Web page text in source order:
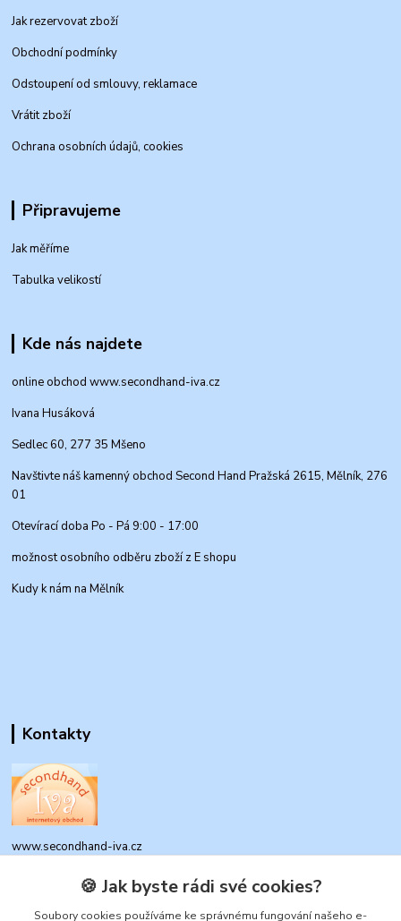
Jak rezervovat zboží
Obchodní podmínky
Odstoupení od smlouvy, reklamace
Vrátit zboží
Ochrana osobních údajů, cookies
Připravujeme
Jak měříme
Tabulka velikostí
Kde nás najdete
online obchod www.secondhand-iva.cz
Ivana Husáková
Sedlec 60, 277 35 Mšeno
Navštivte náš kamenný obchod Second Hand Pražská 2615, Mělník, 276
01
Otevírací doba Po - Pá 9:00 - 17:00
možnost osobního odběru zboží z E shopu
Kudy k nám na Mělník
Kontakty
www.secondhand-iva.cz
Ivana Husáková
+420 315 695 684
🍪 Jak byste rádi své cookies?
Soubory cookies používáme ke správnému fungování našeho e-